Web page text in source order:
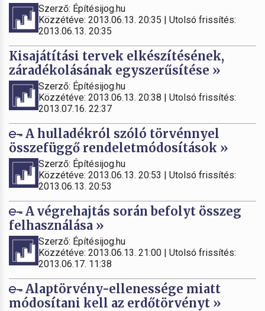
Szerző: Építésijog.hu
Közzétéve: 2013.06.13. 20:35 | Utolsó frissítés:
2013.06.13. 20:35
Kisajátítási tervek elkészítésének,
záradékolásának egyszerűsítése »
Szerző: Építésijog.hu
Közzétéve: 2013.06.13. 20:38 | Utolsó frissítés:
2013.07.16. 22:37
A hulladékról szóló törvénnyel
összefüggő rendeletmódosítások »
Szerző: Építésijog.hu
Közzétéve: 2013.06.13. 20:53 | Utolsó frissítés:
2013.06.13. 20:53
A végrehajtás során befolyt összeg
felhasználása »
Szerző: Építésijog.hu
Közzétéve: 2013.06.13. 21:00 | Utolsó frissítés:
2013.06.17. 11:38
Alaptörvény-ellenessége miatt
módosítani kell az erdőtörvényt »